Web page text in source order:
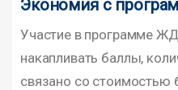
Экономия с
Участие в программе
накапливать баллы,
связано со стоимостью